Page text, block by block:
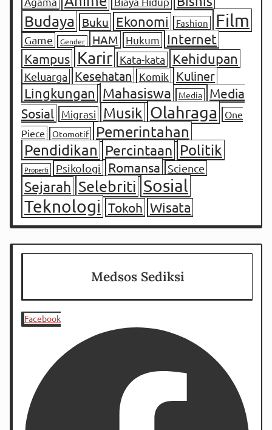
Budaya Buku Ekonomi Fashion Film
Game Gender HAM Hukum
Internet
Kampus Karir Kata-kata Kehidupan
Keluarga Kesehatan Komik Kuliner
Lingkungan Mahasiswa Media
Media
Sosial
Migrasi Musik Olahraga
One
Piece
Otomotif
Pemerintahan
Pendidikan Percintaan Politik
Properti Psikologi Romansa Science
Sejarah Selebriti Sosial
Teknologi Tokoh Wisata
Medsos Sediksi
Facebook